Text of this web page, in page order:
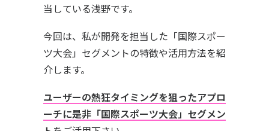
当している浅野です。
今回は、私が開発を担当した「国際スポー
ツ大会」セグメントの特徴や活用方法を紹
介します。
ユーザーの熱狂タイミングを狙ったアプロ
ーチに是非「国際スポーツ大会」セグメン